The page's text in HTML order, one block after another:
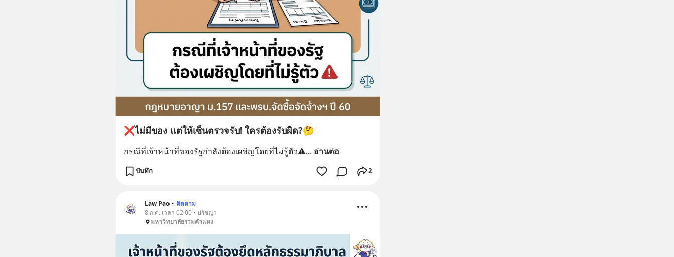
❌️ไม่มีของ แต่ให้เซ็นตรวจรับ! ใครต้องรับผิด?🤔
กรณีที่เจ้าหน้าที่ของรัฐกำลังต้องเผชิญโดยที่ไม่รู้ตัว⚠️... อ่านต่อ
บันทึก 2
Law Pao • ติดตาม
8 ก.ค. เวลา 02:00 • ปรัชญา
มหาวิทยาลัยรามคำแหง